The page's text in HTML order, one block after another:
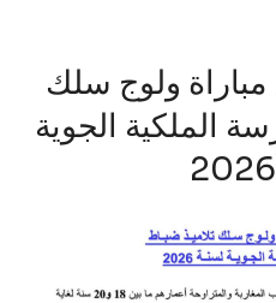
مباراة ولوج سلك
الملكية الجوية